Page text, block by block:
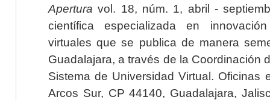
Apertura vol. 18, núm. 1, abril -
científica especializada en
virtuales que se publica de manera
Guadalajara, a través de la Coordinación
Sistema de Universidad Virtual. Oficinas
Arcos Sur, CP 44140, Guadalajara,